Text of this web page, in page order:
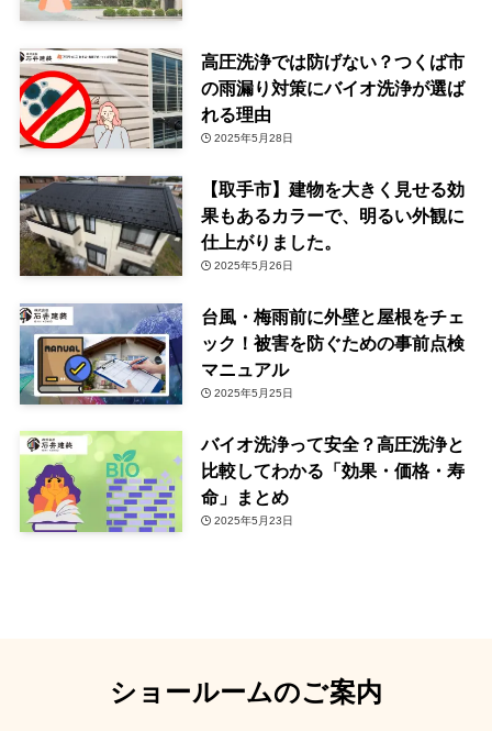
高圧洗浄では防げない？つくば市
の雨漏り対策にバイオ洗浄が選ば
れる理由
2025年5月28日
【取手市】建物を大きく見せる効
果もあるカラーで、明るい外観に
仕上がりました。
2025年5月26日
台風・梅雨前に外壁と屋根をチェ
ック！被害を防ぐための事前点検
マニュアル
2025年5月25日
バイオ洗浄って安全？高圧洗浄と
比較してわかる「効果・価格・寿
命」まとめ
2025年5月23日
ショールームのご案内